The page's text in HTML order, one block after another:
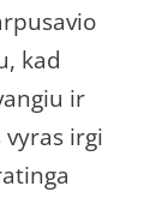
kad
ir
irgi